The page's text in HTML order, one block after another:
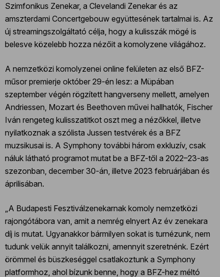
Szimfonikus Zenekar, a Clevelandi Zenekar és az
amszterdami Concertgebouw együttesének tartalmai is. Az
új streamingszolgáltató célja, hogy a kulisszák mögé is
belesve közelebb hozza nézőit a komolyzene világához.
A nemzetközi komolyzenei online felületen az első BFZ-
műsor premierje október 29-én lesz: a Müpában
szeptember végén rögzített hangverseny mellett, amelyen
Andriessen, Mozart és Beethoven művei hallhatók, Fischer
Iván rengeteg kulisszatitkot oszt meg a nézőkkel, illetve
nyilatkoznak a szólista Jussen testvérek és a BFZ
muzsikusai is. A Symphony további három exkluzív, csak
náluk látható programot mutat be a BFZ-től a 2022–23-as
szezonban, december 30-án, illetve 2023 februárjában és
áprilisában.
„A Budapesti Fesztiválzenekarnak komoly nemzetközi
rajongótábora van, amit a nemrég elnyert Az év zenekara
díj is mutat. Ugyanakkor bármilyen sokat is turnézunk, nem
tudunk velük annyit találkozni, amennyit szeretnénk. Ezért
örömmel és büszkeséggel csatlakoztunk a Symphony
platformhoz, ahol bízunk benne, hogy a BFZ-hez méltó